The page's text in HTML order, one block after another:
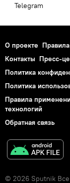
Telegram
О проекте
Контакты Пресс-
Политика
Политика
Правила
технологий
Обратная связь
© 2026 Sputnik